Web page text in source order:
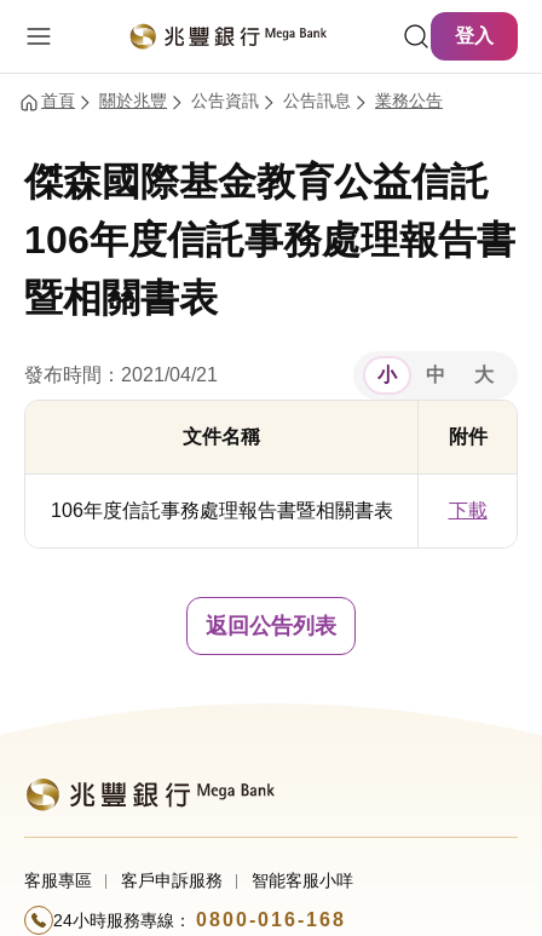
登入
首頁 關於兆豐 公告資訊 公告訊息 業務公告
傑森國際基金教育公益信託
106年度信託事務處理報告書
暨相關書表
發布時間：2021/04/21 小 中 大
文件名稱 附件
106年度信託事務處理報告書暨相關書表 下載
返回公告列表
客服專區 客戶申訴服務 智能客服小咩
24小時服務專線： 0800-016-168